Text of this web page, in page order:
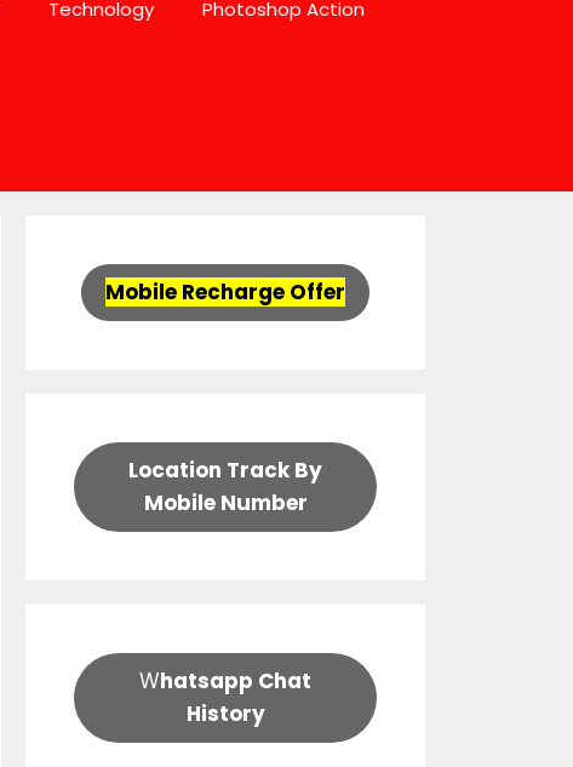
Technology Photoshop Action
Mobile Recharge Offer
Location Track By
Mobile Number
Whatsapp Chat
History